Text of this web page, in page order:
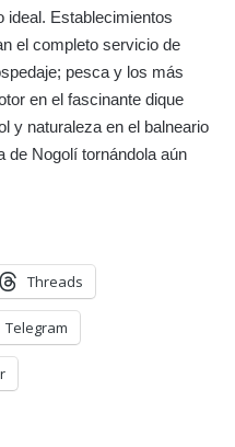
ideal. Establecimientos
el completo servicio de
pesca y los más
en el fascinante dique
y naturaleza en el balneario
de Nogolí tornándola aún
Threads
Telegram